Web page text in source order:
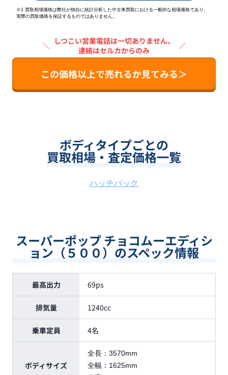
※1 買取相場価格は弊社が独自に統計分析した中古車買取における一般的な相場価格であり、
実際の買取価格を保証するものではありません。
＼ しつこい営業電話は一切ありません。
連絡はセルカからのみ
／
この価格以上で売れるか見てみる＞
ボディタイプごとの
買取相場・査定価格一覧
ハッチバック
スーパーポップ チョコムーエディシ
ョン（５００）のスペック情報
最高出力 69ps
排気量 1240cc
乗車定員 4名
ボディサイズ
全長： 3570mm
全幅： 1625mm